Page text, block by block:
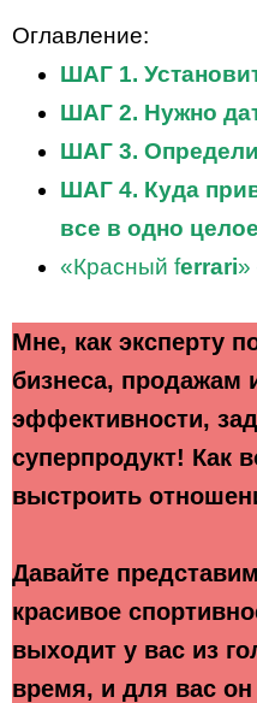
Оглавление:
ШАГ 1.
ШАГ 2. Нужно
ШАГ 3.
ШАГ 4. Куда
все в одно целое
«Красный ferrari»
Мне, как эксперту
бизнеса, продажам
эффективности,
суперпродукт! Как
выстроить
Давайте
красивое
выходит у вас из
время, и для вас он